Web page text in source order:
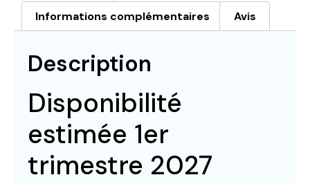
Informations complémentaires Avis
Description
Disponibilité
estimée 1er
trimestre 2027